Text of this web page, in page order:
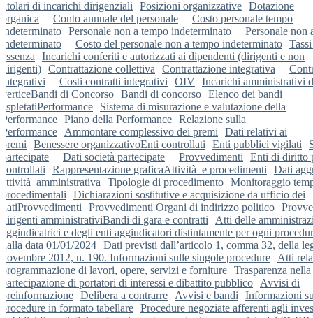
titolari di incarichi dirigenziali Posizioni organizzative Dotazione
organica
Conto annuale del personale
Costo personale tempo
indeterminato Personale non a tempo indeterminato
Personale non
indeterminato
Costo del personale non a tempo indeterminato
assenza
Incarichi conferiti e autorizzati ai dipendenti (dirigenti e non
dirigenti) Contrattazione collettiva Contrattazione integrativa
integrativi
Costi contratti integrativi OIV Incarichi amministrativi
verticeBandi di Concorso Bandi di concorso Elenco dei bandi
espletatiPerformance
Sistema di misurazione e valutazione della
Performance Piano della Performance Relazione sulla
Performance
Ammontare complessivo dei premi
Dati relativi ai
premi
Benessere organizzativoEnti controllati Enti pubblici vigilati
partecipate
Dati società partecipate Provvedimenti
Enti di diritto
controllati
Rappresentazione graficaAttività e procedimenti
Dati
attività amministrativa
Tipologie di procedimento Monitoraggio
procedimentali
Dichiarazioni sostitutive e acquisizione da ufficio dei
datiProvvedimenti Provvedimenti Organi di indirizzo politico
dirigenti amministrativiBandi di gara e contratti
Atti delle
aggiudicatrici e degli enti aggiudicatori distintamente per ogni
dalla data 01/01/2024 Dati previsti dall’articolo 1, comma 32, della
novembre 2012, n. 190. Informazioni sulle singole procedure
Atti
programmazione di lavori, opere, servizi e forniture Trasparenza nella
partecipazione di portatori di interessi e dibattito pubblico
Avvisi di
preinformazione Delibera a contrarre Avvisi e bandi
Informazioni
procedure in formato tabellare Procedure negoziate afferenti agli